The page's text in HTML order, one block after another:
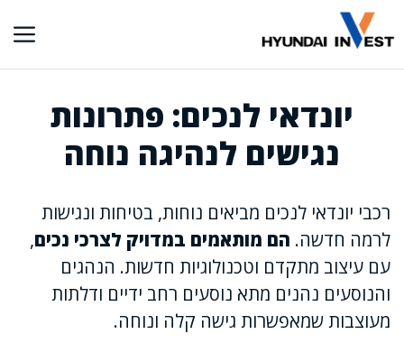
לדלג
לתוכן
יונדאי לנכים: פתרונות
נגישים לנהיגה נוחה
רכבי יונדאי לנכים מביאים נוחות, בטיחות ונגישות
לרמה חדשה. הם מותאמים במדויק לצרכי נכים,
עם עיצוב מתקדם וטכנולוגיות חדשות. הנהגים
והנוסעים נהנים מתא נוסעים רחב ידיים ודלתות
מעוצבות שמאפשרות גישה קלה ונוחה.